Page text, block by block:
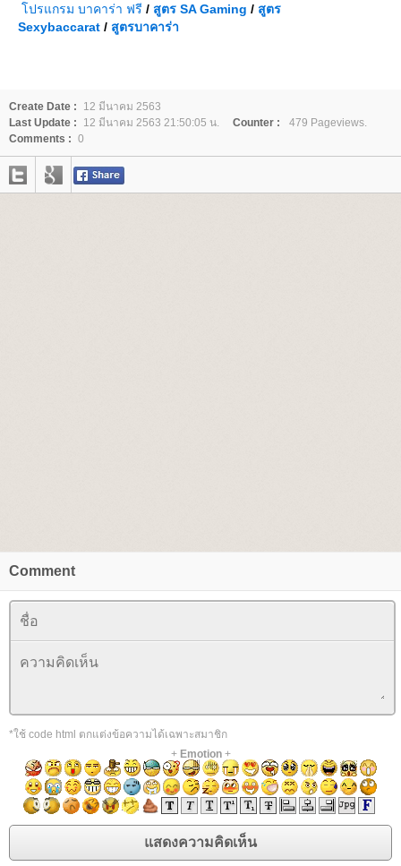
ปรแกรม บาคาร่า ฟรี / สูตร SA Gaming / สูตร
Sexybaccarat / สูตรบาคาร่า
Create Date :
12 มีนาคม 2563
Last Update :
12 มีนาคม 2563 21:50:05 น. Counter :
479 Pageviews.
Comments : 0
Comment
*ใช้ code html ตกแต่งข้อความได้เฉพาะสมาชิก
+ Emotion+